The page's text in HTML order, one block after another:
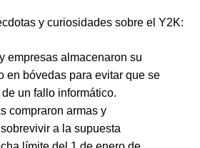
y curiosidades sobre el Y2K:
empresas almacenaron su
en bóvedas para evitar que se
un fallo informático.
compraron armas y
a la supuesta